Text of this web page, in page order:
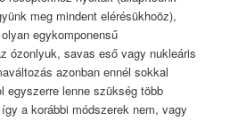
meg mindent elérésükhoöz),
egykomponensű
ózonlyuk, savas eső vagy nukleáris
azonban ennél sokkal
egyszerre lenne szükség több
a korábbi módszerek nem, vagy